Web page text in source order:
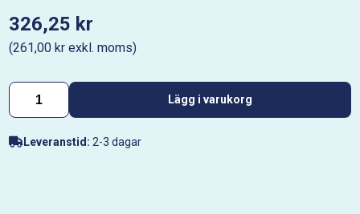
326,25 kr
(261,00 kr exkl. moms)
Lägg i varukorg
Leveranstid: 2-3 dagar